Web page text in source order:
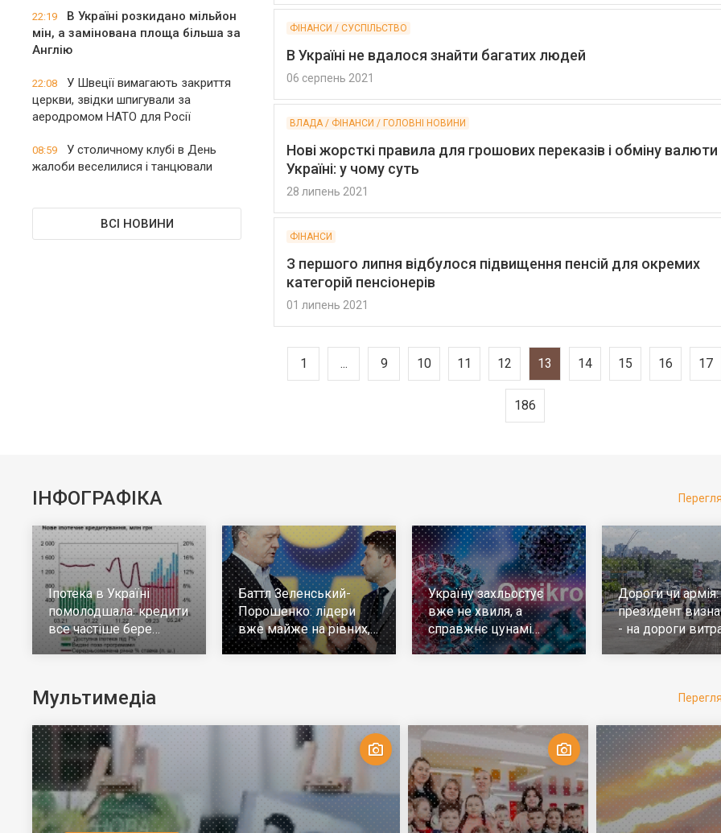
22:19
В Україні розкидано мільйон
мін, а замінована площа більша за
Англію
22:08
У Швеції вимагають закриття
церкви, звідки шпигували за
аеродромом НАТО для Росії
08:59
У столичному клубі в День
жалоби веселилися і танцювали
ВСІ НОВИНИ
ФІНАНСИ / СУСПІЛЬСТВО
В Україні не вдалося знайти багатих людей
06 серпень 2021
ВЛАДА / ФІНАНСИ / ГОЛОВНІ НОВИНИ
Нові жорсткі правила для грошових переказів і обміну валюти
Україні: у чому суть
28 липень 2021
ФІНАНСИ
З першого липня відбулося підвищення пенсій для окремих
категорій пенсіонерів
01 липень 2021
1 ... 9 10 11 12 13 14 15 16 17
186
ІНФОГРАФІКА
Іпотека в Україні
помолодшала: кредити
все частіше бере
молодь до 30 років
Баттл Зеленський-
Порошенко: лідери
вже майже на рівних,
але багато тих, хто не
Україну захльостує
вже не хвиля, а
справжнє цунамі
ковіда. Що робити
Дороги чи армія:
президент
- на дороги
у 10 разів
Мультимедіа